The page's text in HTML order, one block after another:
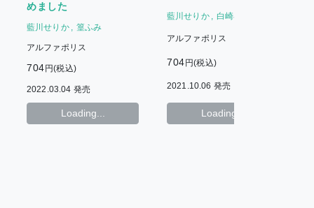
めました
藍川せりか 篁ふみ
アルファポリス
704 円(税込)
2022.03.04 発売
Loading...
藍川せりか 白崎小夜
アルファポリス
704円(税込)
2021.10.06 発売
Loading...